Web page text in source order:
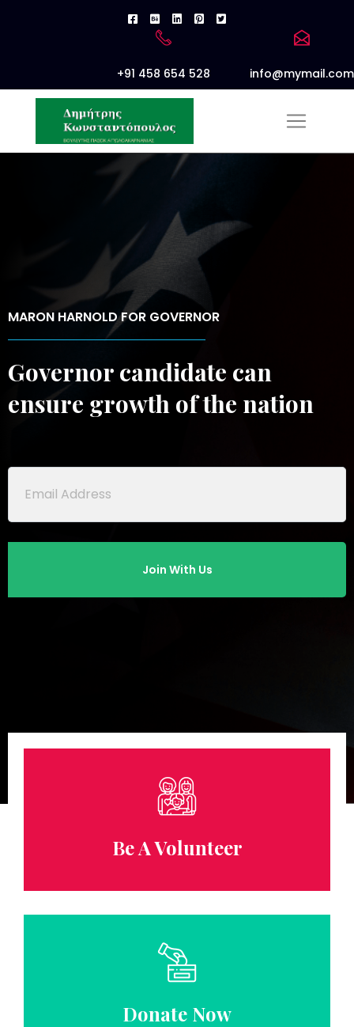
+91 458 654 528 info@mymail.com
MARON HARNOLD FOR GOVERNOR
Governor candidate can
ensure growth of the nation
Be A Volunteer
Donate Now